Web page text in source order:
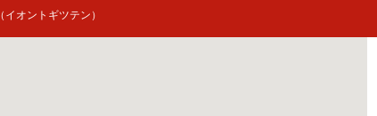
（イオントギツテン）